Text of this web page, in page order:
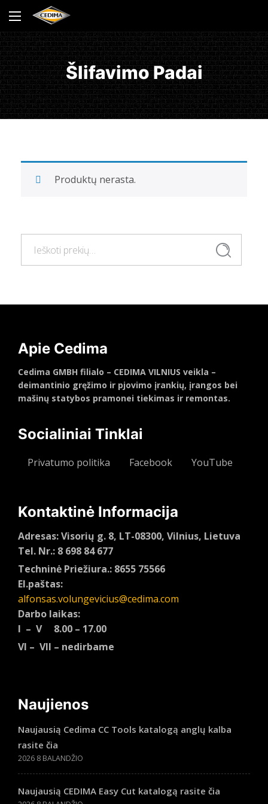
Šlifavimo Padai
Ieškoti
Produktų nerasta.
Apie Cedima
Cedima GMBH filialo – CEDIMA VILNIUS veikla –
deimantinio gręžimo ir pjovimo įrankių, įrangos bei
mašinų statybos pramonei tiekimas ir remontas.
Socialiniai Tinklai
Privatumo politika Facebook YouTube
Kontaktinė Informacija
Adresas: Visorių g. 8, LT-08300, Vilnius, Lietuva
Tel. Nr.: 8 698 84 677
Techninė Priežiura.: 8655 75566
El.paštas:
alfonsas.volungevicius@cedima.com
Darbo laikas:
I – V 8.00 – 17.00
VI – VII – nedirbame
Naujienos
Naujausią Cedima CC Tools katalogą anglų kalba
rasite čia
2026 8 BALANDŽIO
Naujausią CEDIMA Easy Cut katalogą rasite čia